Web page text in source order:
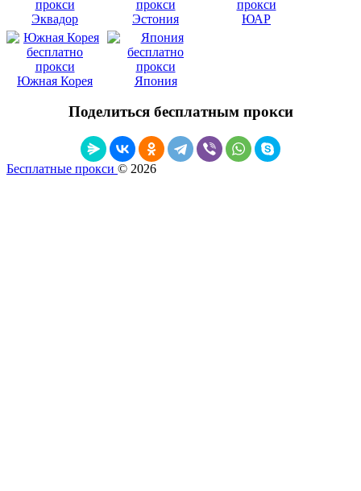
Эквадор Эстония ЮАР
Южная Корея Япония
Поделиться бесплатным прокси
Бесплатные прокси © 2026